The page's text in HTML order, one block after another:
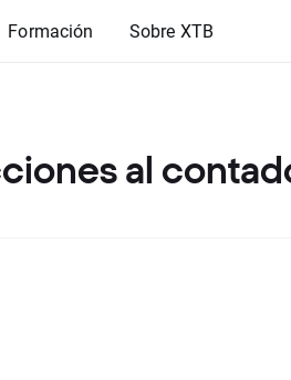
Formación Sobre XTB
al